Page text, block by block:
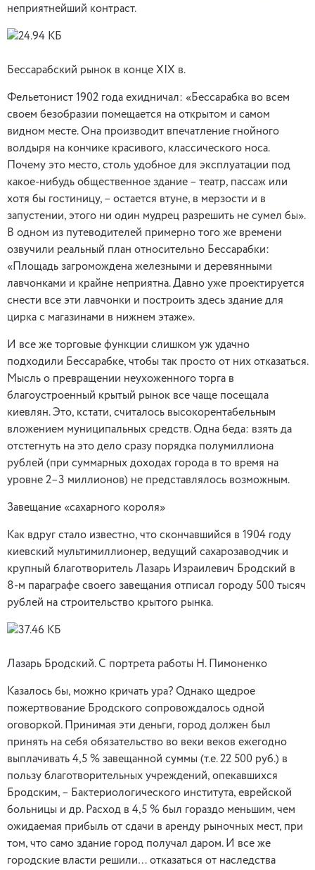
неприятнейший контраст.
Бессарабский рынок в конце XIX в.
Фельетонист 1902 года ехидничал: «Бессарабка во всем
своем безобразии помещается на открытом и самом
видном месте. Она производит впечатление гнойного
волдыря на кончике красивого, классического носа.
Почему это место, столь удобное для эксплуатации под
какое-нибудь общественное здание – театр, пассаж или
хотя бы гостиницу, – остается втуне, в мерзости и в
запустении, этого ни один мудрец разрешить не сумел бы».
В одном из путеводителей примерно того же времени
озвучили реальный план относительно Бессарабки:
«Площадь загромождена железными и деревянными
лавчонками и крайне неприятна. Давно уже проектируется
снести все эти лавчонки и построить здесь здание для
цирка с магазинами в нижнем этаже».
И все же торговые функции слишком уж удачно
подходили Бессарабке, чтобы так просто от них отказаться.
Мысль о превращении неухоженного торга в
благоустроенный крытый рынок все чаще посещала
киевлян. Это, кстати, считалось высокорентабельным
вложением муниципальных средств. Одна беда: взять да
отстегнуть на это дело сразу порядка полумиллиона
рублей (при суммарных доходах города в то время на
уровне 2–3 миллионов) не представлялось возможным.
Завещание «сахарного короля»
Как вдруг стало известно, что скончавшийся в 1904 году
киевский мультимиллионер, ведущий сахарозаводчик и
крупный благотворитель Лазарь Израилевич Бродский в
8-м параграфе своего завещания отписал городу 500 тысяч
рублей на строительство крытого рынка.
Лазарь Бродский. С портрета работы Н. Пимоненко
Казалось бы, можно кричать ура? Однако щедрое
пожертвование Бродского сопровождалось одной
оговоркой. Принимая эти деньги, город должен был
принять на себя обязательство во веки веков ежегодно
выплачивать 4,5 % завещанной суммы (т.е. 22 500 руб.) в
пользу благотворительных учреждений, опекавшихся
Бродским, – Бактериологического института, еврейской
больницы и др. Расход в 4,5 % был гораздо меньшим, чем
ожидаемая прибыль от сдачи в аренду рыночных мест, при
том, что само здание город получал даром. И все же
городские власти решили… отказаться от наследства